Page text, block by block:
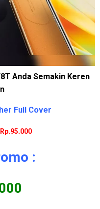
Anda Semakin Keren
Full Cover
Rp.95.000
: